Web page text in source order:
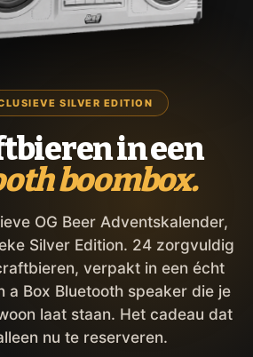
SILVER EDITION
in een
boombox.
OG Beer Adventskalender,
Silver Edition. 24 zorgvuldig
verpakt in een écht
a Box Bluetooth speaker die je
laat staan. Het cadeau dat
nu te reserveren.